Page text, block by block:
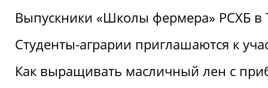
Выпускники «Школы фермера» РСХБ
Студенты-аграрии приглашаются к
Как выращивать масличный лен с